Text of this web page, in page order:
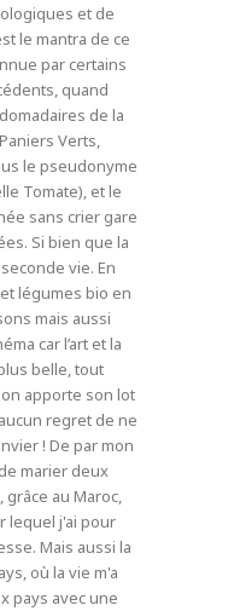
et de
le mantra de ce
par certains
quand
de la
Verts,
le pseudonyme
Tomate), et le
sans crier gare
Si bien que la
vie. En
légumes bio en
mais aussi
car l’art et la
belle, tout
apporte son lot
regret de ne
! De par mon
marier deux
au Maroc,
lequel j'ai pour
Mais aussi la
où la vie m'a
pays avec une